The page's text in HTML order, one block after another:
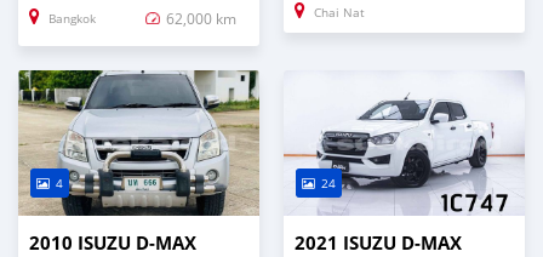
Bangkok 62,000 km Chai Nat
4
2010 ISUZU D-MAX
24
2021 ISUZU D-MAX